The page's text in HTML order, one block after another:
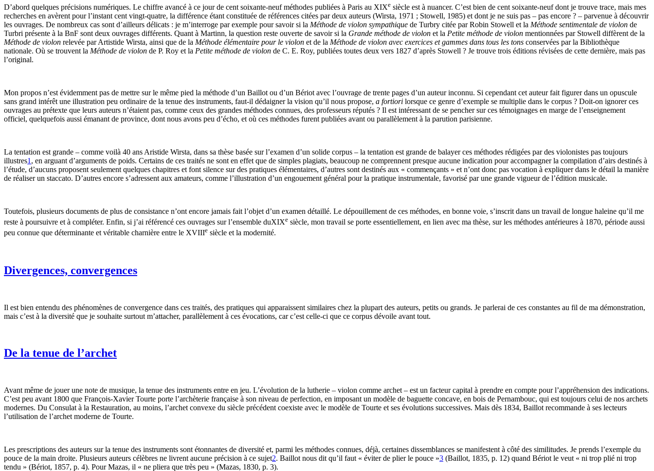
D’abord quelques précisions numériques. Le chiffre avancé à ce jour de cent soixante-neuf méthodes publiées à Paris au XIXe siècle est à nuancer. C’est bien de cent soixante-neuf dont je trouve trace, mais mes
recherches en avèrent pour l’instant cent vingt-quatre, la différence étant constituée de références citées par deux auteurs (Wirsta, 1971 ; Stowell, 1985) et dont je ne suis pas – pas encore ? – parvenue à découvrir
les ouvrages. De nombreux cas sont d’ailleurs délicats : je m’interroge par exemple pour savoir si la Méthode de violon sympathique de Turbry citée par Robin Stowell et la Méthode sentimentale de violon de
Turbri présente à la BnF sont deux ouvrages différents. Quant à Martinn, la question reste ouverte de savoir si la Grande méthode de violon et la Petite méthode de violon mentionnées par Stowell diffèrent de la
Méthode de violon relevée par Artistide Wirsta, ainsi que de la Méthode élémentaire pour le violon et de la Méthode de violon avec exercices et gammes dans tous les tons conservées par la Bibliothèque
nationale. Où se trouvent la Méthode de violon de P. Roy et la Petite méthode de violon de C. E. Roy, publiées toutes deux vers 1827 d’après Stowell ? Je trouve trois éditions révisées de cette dernière, mais pas
l’original.
Mon propos n’est évidemment pas de mettre sur le même pied la méthode d’un Baillot ou d’un Bériot avec l’ouvrage de trente pages d’un auteur inconnu. Si cependant cet auteur fait figurer dans un opuscule
sans grand intérêt une illustration peu ordinaire de la tenue des instruments, faut-il dédaigner la vision qu’il nous propose, a fortiori lorsque ce genre d’exemple se multiplie dans le corpus ? Doit-on ignorer ces
ouvrages au prétexte que leurs auteurs n’étaient pas, comme ceux des grandes méthodes connues, des professeurs réputés ? Il est intéressant de se pencher sur ces témoignages en marge de l’enseignement
officiel, quelquefois aussi émanant de province, dont nous avons peu d’écho, et où ces méthodes furent publiées avant ou parallèlement à la parution parisienne.
La tentation est grande – comme voilà 40 ans Aristide Wirsta, dans sa thèse basée sur l’examen d’un solide corpus – la tentation est grande de balayer ces méthodes rédigées par des violonistes pas toujours
illustres1 , en arguant d’arguments de poids. Certains de ces traités ne sont en effet que de simples plagiats, beaucoup ne comprennent presque aucune indication pour accompagner la compilation d’airs destinés à
l’étude, d’aucuns proposent seulement quelques chapitres et font silence sur des pratiques élémentaires, d’autres sont destinés aux « commençants » et n’ont donc pas vocation à expliquer dans le détail la manière
de réaliser un staccato. D’autres encore s’adressent aux amateurs, comme l’illustration d’un engouement général pour la pratique instrumentale, favorisé par une grande vigueur de l’édition musicale.
Toutefois, plusieurs documents de plus de consistance n’ont encore jamais fait l’objet d’un examen détaillé. Le dépouillement de ces méthodes, en bonne voie, s’inscrit dans un travail de longue haleine qu’il me
reste à poursuivre et à compléter. Enfin, si j’ai référencé ces ouvrages sur l’ensemble duXIXe siècle, mon travail se porte essentiellement, en lien avec ma thèse, sur les méthodes antérieures à 1870, période aussi
peu connue que déterminante et véritable charnière entre le XVIIIe siècle et la modernité.
Divergences, convergences
Il est bien entendu des phénomènes de convergence dans ces traités, des pratiques qui apparaissent similaires chez la plupart des auteurs, petits ou grands. Je parlerai de ces constantes au fil de ma démonstration,
mais c’est à la diversité que je souhaite surtout m’attacher, parallèlement à ces évocations, car c’est celle-ci que ce corpus dévoile avant tout.
De la tenue de l’archet
Avant même de jouer une note de musique, la tenue des instruments entre en jeu. L’évolution de la lutherie – violon comme archet – est un facteur capital à prendre en compte pour l’appréhension des indications.
C’est peu avant 1800 que François-Xavier Tourte porte l’archèterie française à son niveau de perfection, en imposant un modèle de baguette concave, en bois de Pernambouc, qui est toujours celui de nos archets
modernes. Du Consulat à la Restauration, au moins, l’archet convexe du siècle précédent coexiste avec le modèle de Tourte et ses évolutions successives. Mais dès 1834, Baillot recommande à ses lecteurs
l’utilisation de l’archet moderne de Tourte.
Les prescriptions des auteurs sur la tenue des instruments sont étonnantes de diversité et, parmi les méthodes connues, déjà, certaines dissemblances se manifestent à côté des similitudes. Je prends l’exemple du
pouce de la main droite. Plusieurs auteurs célèbres ne livrent aucune précision à ce sujet2. Baillot nous dit qu’il faut « éviter de plier le pouce »3 (Baillot, 1835, p. 12) quand Bériot le veut « ni trop plié ni trop
tendu » (Bériot, 1857, p. 4). Pour Mazas, il « ne pliera que très peu » (Mazas, 1830, p. 3).